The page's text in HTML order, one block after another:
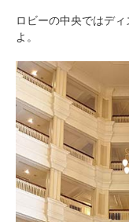
ロビーの中央ではデ
よ。